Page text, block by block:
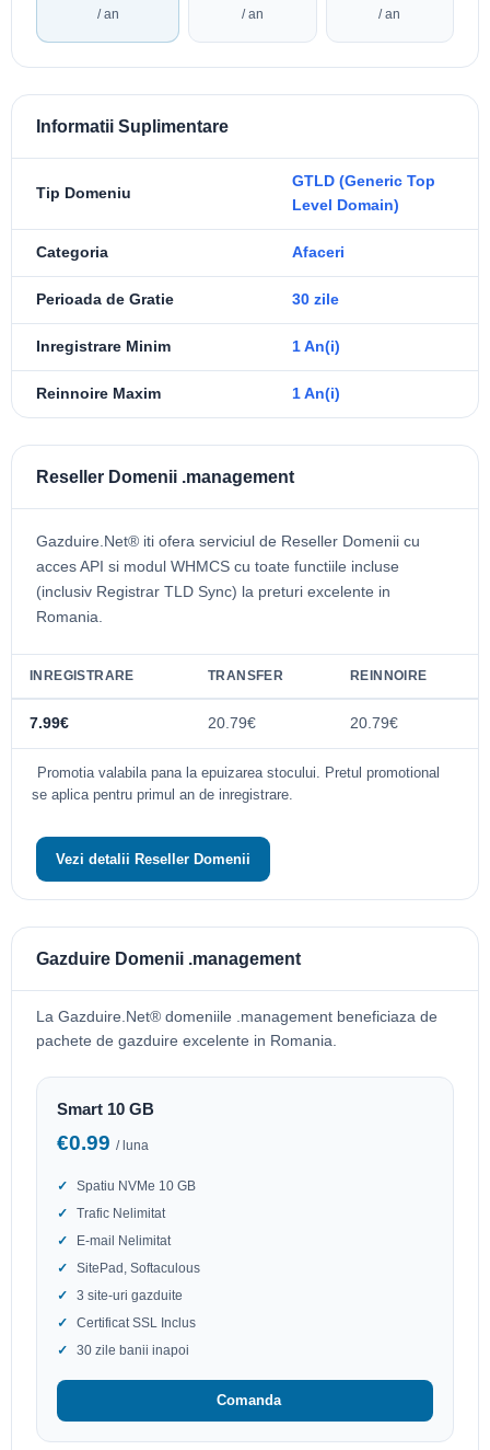
/ an / an / an
Informatii Suplimentare
Tip Domeniu
GTLD (Generic Top
Level Domain)
Categoria Afaceri
Perioada de Gratie 30 zile
Inregistrare Minim 1 An(i)
Reinnoire Maxim 1 An(i)
Reseller Domenii .management
Gazduire.Net® iti ofera serviciul de Reseller Domenii cu
acces API si modul WHMCS cu toate functiile incluse
(inclusiv Registrar TLD Sync) la preturi excelente in
Romania.
INREGISTRARE TRANSFER REINNOIRE
7.99€ 20.79€ 20.79€
Promotia valabila pana la epuizarea stocului. Pretul promotional
se aplica pentru primul an de inregistrare.
Vezi detalii Reseller Domenii
Gazduire Domenii .management
La Gazduire.Net® domeniile .management beneficiaza de
pachete de gazduire excelente in Romania.
Smart 10 GB
€0.99 / luna
Spatiu NVMe 10 GB
Trafic Nelimitat
E-mail Nelimitat
SitePad, Softaculous
3 site-uri gazduite
Certificat SSL Inclus
30 zile banii inapoi
Comanda